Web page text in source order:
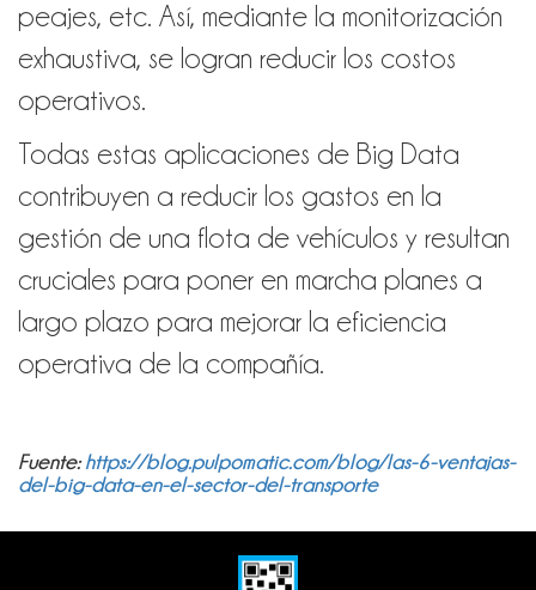
peajes, etc. Así, mediante la monitorización
exhaustiva, se logran reducir los costos
operativos.
Todas estas aplicaciones de Big Data
contribuyen a reducir los gastos en la
gestión de una flota de vehículos y resultan
cruciales para poner en marcha planes a
largo plazo para mejorar la eficiencia
operativa de la compañía.
Fuente:https://blog.pulpomatic.com/blog/las-6-ventajas-
del-big-data-en-el-sector-del-transporte